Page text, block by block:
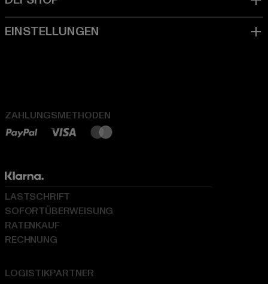
ZAHLUNGSMETHODEN
LOGISTIKPARTNER
LASTSCHRIFT
SOFORTÜBERWEISUNG
RATENKAUF
RECHNUNG